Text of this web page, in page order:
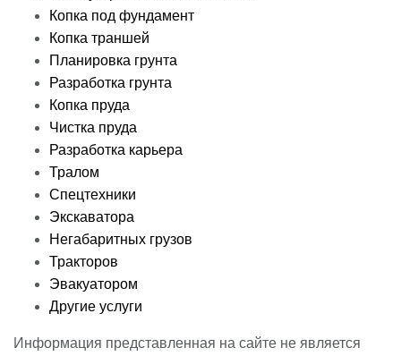
Копка под фундамент
Копка траншей
Планировка грунта
Разработка грунта
Копка пруда
Чистка пруда
Разработка карьера
Тралом
Спецтехники
Экскаватора
Негабаритных грузов
Тракторов
Эвакуатором
Другие услуги
Информация представленная на сайте не является